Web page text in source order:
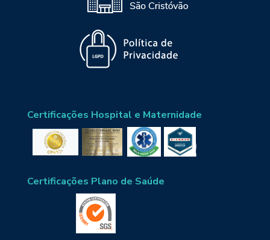
Certificações Hospital e Maternidade
Certificações Plano de Saúde